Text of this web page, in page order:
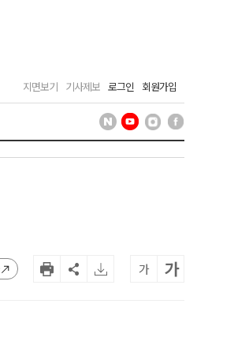
지면보기 기사제보 로그인 회원가입
가 가